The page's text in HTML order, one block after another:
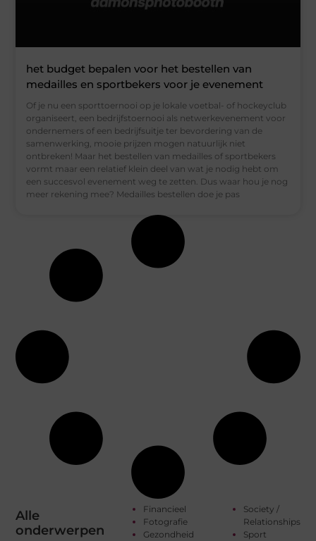
het budget bepalen voor het bestellen van
medailles en sportbekers voor je evenement
Of je nu een sporttoernooi op je lokale voetbal- of hockeyclub
organiseert, een bedrijfstoernooi als netwerkevenement voor
ondernemers of een bedrijfsuitje ter bevordering van de
samenwerking, mooie prijzen mogen natuurlijk niet
ontbreken! Maar het bestellen van medailles of sportbekers
vormt maar een relatief klein deel van wat je nodig hebt om
een succesvol evenement weg te zetten. Dus waar hou je nog
meer rekening mee? Medailles bestellen doe je pas
Alle
onderwerpen
Financieel
Fotografie
Gezondheid
Society /
Relationships
Sport